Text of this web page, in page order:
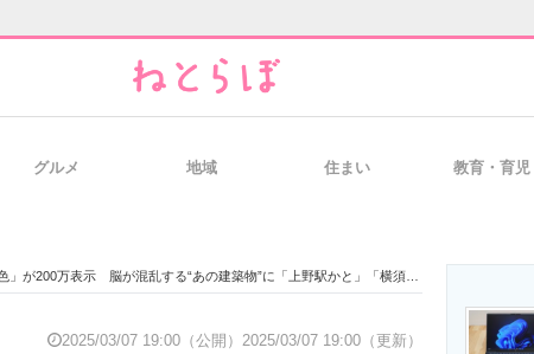
経営リーダーのコミュニティ
グルメ 地域 住まい 教育・育児
200万表示 脳が混乱する“あの建築物”に「上野駅かと」「横須賀に似てる」
2025/03/07 19:00（公開） 2025/03/07 19:00（更新）